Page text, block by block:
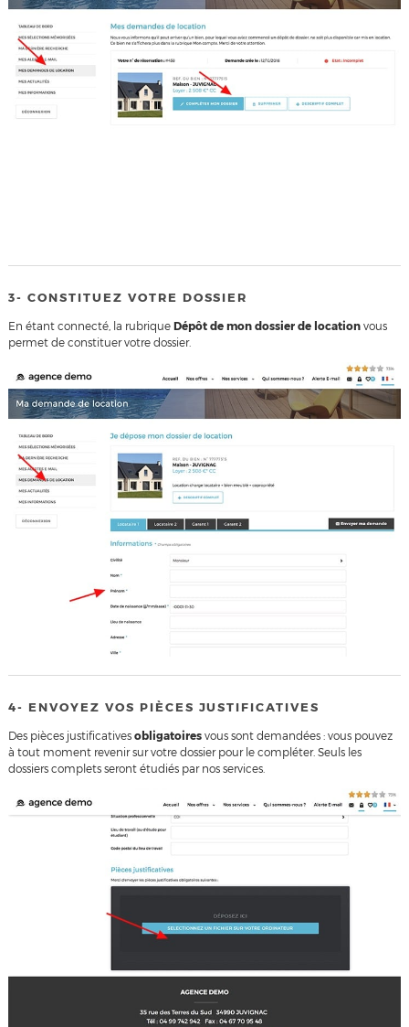
3- CONSTITUEZ VOTRE DOSSIER
En étant connecté, la rubrique Dépôt de mon dossier de locationvous
permet de constituer votre dossier.
4- ENVOYEZ VOS PIÈCES JUSTIFICATIVES
Des pièces justificatives obligatoiresvous sont demandées : vous pouvez
à tout moment revenir sur votre dossier pour le compléter. Seuls les
dossiers complets seront étudiés par nos services.